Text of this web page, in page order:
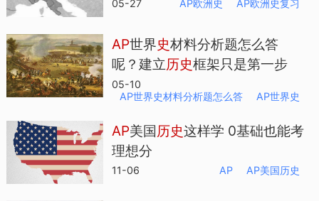
05-27 AP欧洲史 AP欧洲史复习
AP世界史材料分析题怎么答
呢？建立历史框架只是第一步
05-10
AP世界史材料分析题怎么答
AP世界史
AP美国历史这样学 0基础也能考
理想分
11-06 AP AP美国历史